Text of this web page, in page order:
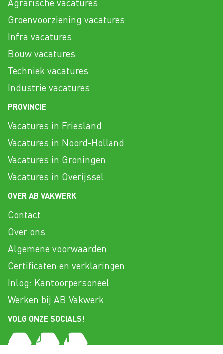
Agrarische vacatures
Groenvoorziening vacatures
Infra vacatures
Bouw vacatures
Techniek vacatures
Industrie vacatures
PROVINCIE
Vacatures in Friesland
Vacatures in Noord-Holland
Vacatures in Groningen
Vacatures in Overijssel
OVER AB VAKWERK
Contact
Over ons
Algemene voorwaarden
Certificaten en verklaringen
Inlog: Kantoorpersoneel
Werken bij AB Vakwerk
VOLG ONZE SOCIALS!